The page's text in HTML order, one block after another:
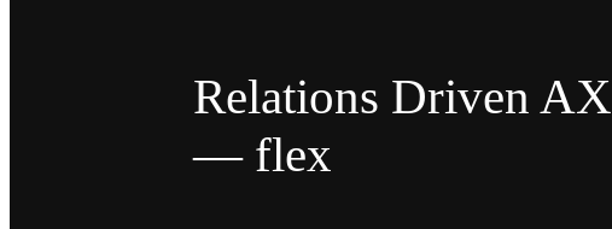
Relations Driven AX
— flex